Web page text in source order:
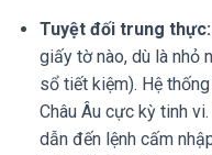
Tuyệt đối trung thực:
giấy tờ nào, dù là nhỏ
sổ tiết kiệm). Hệ
Châu Âu cực kỳ tinh
dẫn đến lệnh cấm